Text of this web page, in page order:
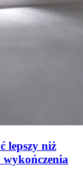
lepszy niż